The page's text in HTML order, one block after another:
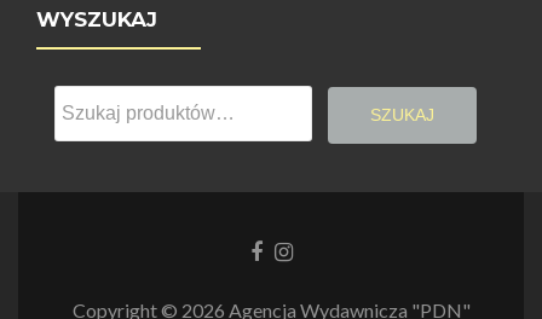
WYSZUKAJ
Szukaj:
SZUKAJ
LinkLink
Copyright © 2026 Agencja Wydawnicza "PDN"